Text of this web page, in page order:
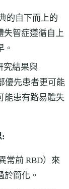
的自下而上的
失智症遵循自上
。
究結果與
優先患者更可能
能患有路易體失
:
常前 RBD）來
簡化。